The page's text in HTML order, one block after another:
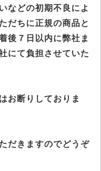
などの初期不良によ
だちに正規の商品と
後７日以内に弊社ま
にて負担させていた
お断りしておりま
だきますのでどうぞ